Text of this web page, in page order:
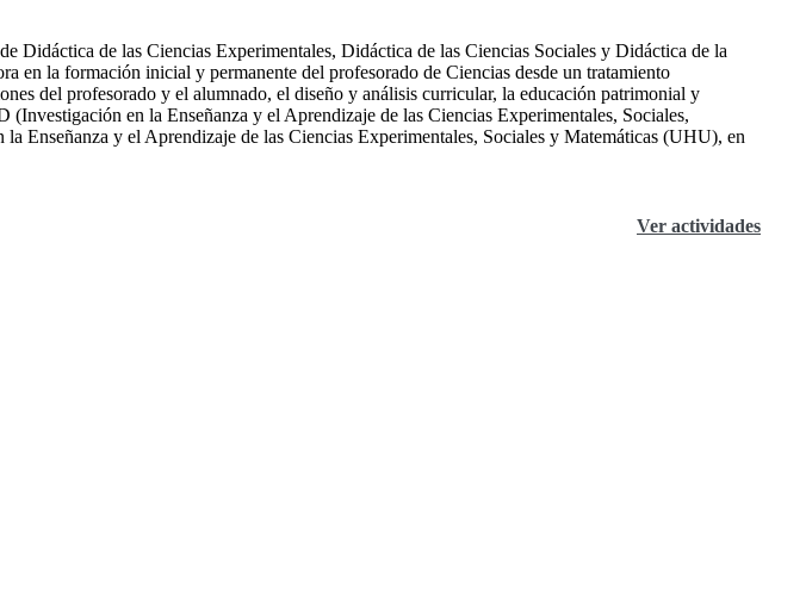
de las Ciencias Experimentales, Didáctica de las Ciencias Sociales y Didáctica de la
en la formación inicial y permanente del profesorado de Ciencias desde un tratamiento
del profesorado y el alumnado, el diseño y análisis curricular, la educación patrimonial y
en la Enseñanza y el Aprendizaje de las Ciencias Experimentales, Sociales,
y el Aprendizaje de las Ciencias Experimentales, Sociales y Matemáticas (UHU), en
Ver actividades